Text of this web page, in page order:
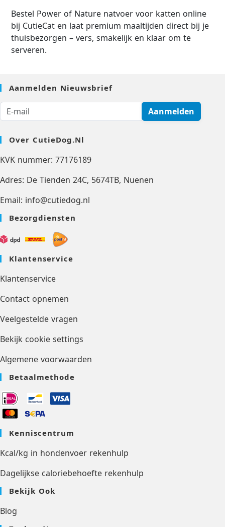
Bestel Power of Nature natvoer voor katten online
bij CutieCat en laat premium maaltijden direct bij je
thuisbezorgen – vers, smakelijk en klaar om te
serveren.
Aanmelden Nieuwsbrief
Aanmelden
Over CutieDog.nl
KVK nummer: 77176189
Adres: De Tienden 24C, 5674TB, Nuenen
Email: info@cutiedog.nl
Bezorgdiensten
Klantenservice
Klantenservice
Contact opnemen
Veelgestelde vragen
Bekijk cookie settings
Algemene voorwaarden
Betaalmethode
Kenniscentrum
Kcal/kg in hondenvoer rekenhulp
Dagelijkse caloriebehoefte rekenhulp
Bekijk Ook
Blog